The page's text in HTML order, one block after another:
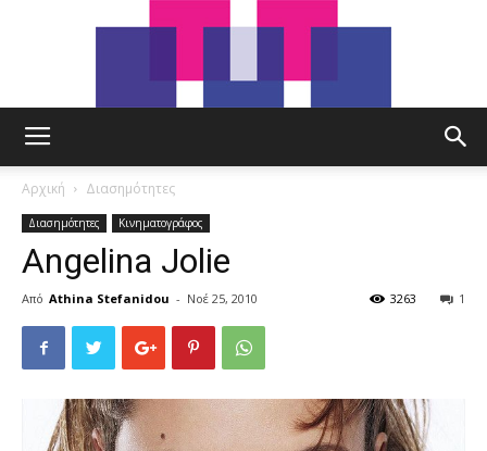
Αρχική Διασημότητες
Διασημότητες Κινηματογράφος
Angelina Jolie
Από Athina Stefanidou - Νοέ 25, 2010 1
3263